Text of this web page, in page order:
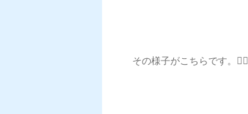
その様子がこちらです。💁‍♂️